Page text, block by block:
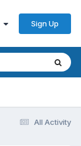
Sign Up
All Activity